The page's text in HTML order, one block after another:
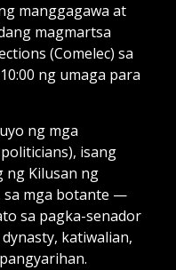
manggagawa at
magmartsa
(Comelec) sa
ng umaga para
ng mga
isang
ng Kilusan ng
sa mga botante —
sa pagka-senador
katiwalian,